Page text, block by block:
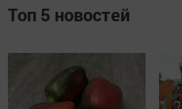
Топ 5 новостей